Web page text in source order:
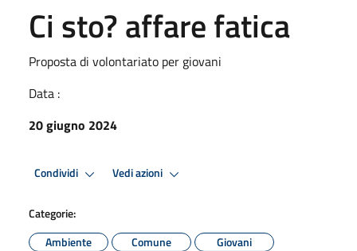
Ci sto? affare fatica
Proposta di volontariato per giovani
Data :
20 giugno 2024
Condividi Vedi azioni
Categorie:
Ambiente
Comune Giovani